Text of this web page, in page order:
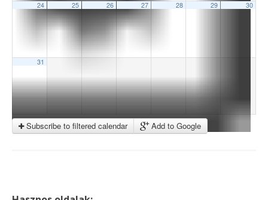
24 25 26 27 28 29 30
31
Subscribe to filtered calendar Add to Google